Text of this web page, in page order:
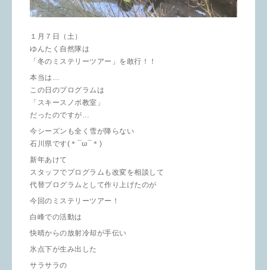
１月７日（土）
ゆんたく自然隊は
「冬のミステリーツアー」を敢行！！
本当は…
この日のプログラムは
「スキースノボ教室」
だったのですが…
今シーズンも全く雪が降らない
石川県です(＊¯ω¯＊)
新年あけて
スタッフでプログラムも改変を相談して
代替プログラムとして作り上げたのが
今回のミステリーツアー！
白峰での活動は
快晴からの放射冷却が手伝い
氷点下が生み出した
サラサラの